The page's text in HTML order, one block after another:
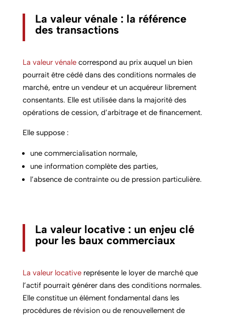
La valeur vénale : la référence
des transactions
La valeur vénalecorrespond au prix auquel un bien
pourrait être cédé dans des conditions normales de
marché, entre un vendeur et un acquéreur librement
consentants. Elle est utilisée dans la majorité des
opérations de cession, d’arbitrage et de financement.
Elle suppose :
une commercialisation normale,
une information complète des parties,
l’absence de contrainte ou de pression particulière.
La valeur locative : un enjeu clé
pour les baux commerciaux
La valeur locativereprésente le loyer de marché que
l’actif pourrait générer dans des conditions normales.
Elle constitue un élément fondamental dans les
procédures de révision ou de renouvellement de